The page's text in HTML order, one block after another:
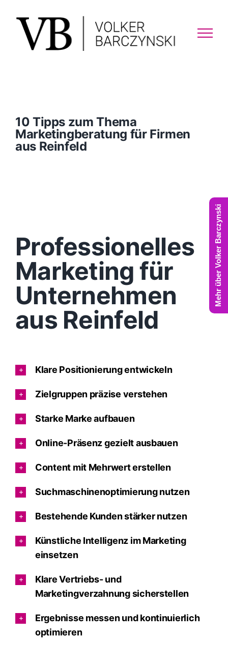
content
10 Tipps zum Thema
Marketingberatung für Firmen
aus Reinfeld
Professionelles
Marketing für
Unternehmen
aus Reinfeld
Klare Positionierung entwickeln
Zielgruppen präzise verstehen
Starke Marke aufbauen
Online-Präsenz gezielt ausbauen
Content mit Mehrwert erstellen
Suchmaschinenoptimierung nutzen
Bestehende Kunden stärker nutzen
Künstliche Intelligenz im Marketing
einsetzen
Klare Vertriebs- und
Marketingverzahnung sicherstellen
Ergebnisse messen und kontinuierlich
optimieren
Mehr über Volker Barczynski